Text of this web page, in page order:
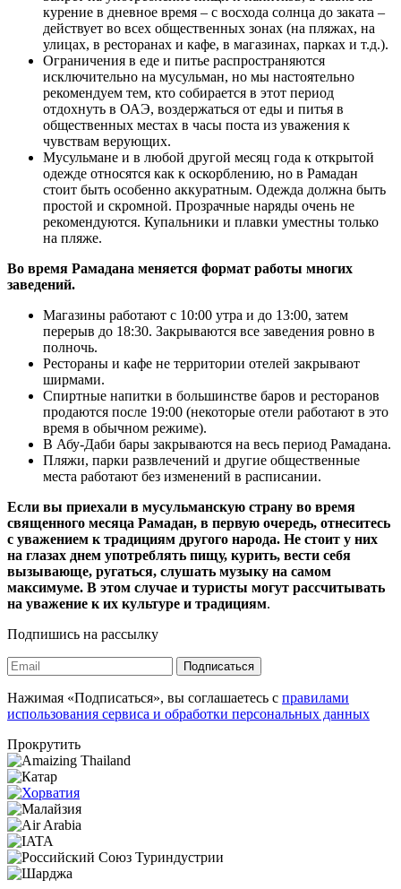
курение в дневное время – с восхода солнца до заката –
действует во всех общественных зонах (на пляжах, на
улицах, в ресторанах и кафе, в магазинах, парках и т.д.).
Ограничения в еде и питье распространяются
исключительно на мусульман, но мы настоятельно
рекомендуем тем, кто собирается в этот период
отдохнуть в ОАЭ, воздержаться от еды и питья в
общественных местах в часы поста из уважения к
чувствам верующих.
Мусульмане и в любой другой месяц года к открытой
одежде относятся как к оскорблению, но в Рамадан
стоит быть особенно аккуратным. Одежда должна быть
простой и скромной. Прозрачные наряды очень не
рекомендуются. Купальники и плавки уместны только
на пляже.
Во время Рамадана меняется формат работы многих
заведений.
Магазины работают с 10:00 утра и до 13:00, затем
перерыв до 18:30. Закрываются все заведения ровно в
полночь.
Рестораны и кафе не территории отелей закрывают
ширмами.
Спиртные напитки в большинстве баров и ресторанов
продаются после 19:00 (некоторые отели работают в это
время в обычном режиме).
В Абу-Даби бары закрываются на весь период Рамадана.
Пляжи, парки развлечений и другие общественные
места работают без изменений в расписании.
Если вы приехали в мусульманскую страну во время
священного месяца Рамадан, в первую очередь, отнеситесь
с уважением к традициям другого народа. Не стоит у них
на глазах днем употреблять пищу, курить, вести себя
вызывающе, ругаться, слушать музыку на самом
максимуме. В этом случае и туристы могут рассчитывать
на уважение к их культуре и традициям.
Подпишись на рассылку
Подписаться
Нажимая «Подписаться», вы соглашаетесь с правилами
использования сервиса и обработки персональных данных
Прокрутить